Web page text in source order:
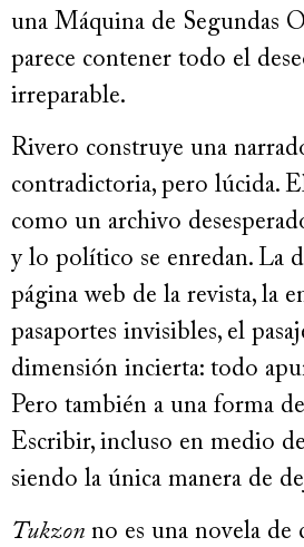
una Máquina de Segundas
parece contener todo el
irreparable.
Rivero construye una
contradictoria, pero lúcida.
como un archivo
y lo político se enredan. La
página web de la revista, la
pasaportes invisibles, el
dimensión incierta: todo
Pero también a una forma
Escribir, incluso en medio
siendo la única manera de
Tukzon no es una novela de